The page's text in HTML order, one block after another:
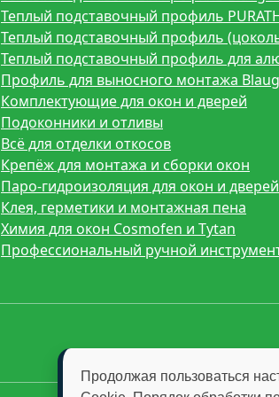
Теплый подставочный профиль
Теплый подставочный профиль
Теплый подставочный профиль для
Профиль для выносного монтажа
Комплектующие для окон и дверей
Подоконники и отливы
Всё для отделки откосов
Крепёж для монтажа и сборки окон
Паро-гидроизоляция для окон и дверей
Клея, герметики и монтажная пена
Химия для окон Cosmofen и Tytan
Профессиональный ручной
Продолжая пользоваться